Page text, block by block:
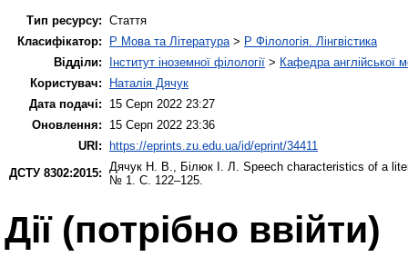
Тип ресурсу: Стаття
Класифікатор:
P Мова та Література > P Філологія. Лінгвістика
Відділи:
Інститут іноземної філології > Кафедра англійської
Користувач:
Наталія Дячук
Дата подачі:
15 Серп 2022 23:27
Оновлення:
15 Серп 2022 23:36
URI: https://eprints.zu.edu.ua/id/eprint/34411
ДСТУ 8302:2015:
Дячук Н. В. Білюк І. Л. Speech characteristics of a
№ 1. С. 122–125.
Дії ​​(потрібно ввійти)